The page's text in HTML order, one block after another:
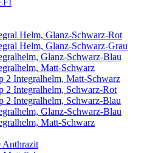
Helm, Glanz-Schwarz-Rot
Helm, Glanz-Schwarz-Grau
Glanz-Schwarz-Blau
Matt-Schwarz
2 Integralhelm, Matt-Schwarz
2 Integralhelm, Schwarz-Rot
2 Integralhelm, Schwarz-Blau
Glanz-Schwarz-Blau
Matt-Schwarz
Anthrazit